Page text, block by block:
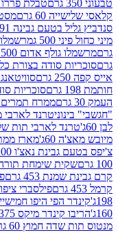
טבלת פררו רושר שוקולד מריר
60 גרם
מסטיק אגוגו בטעם פירות
גבינה 91 גרם
מרשמלו
ג
מרשמלו מיני ורוד פיני
אדום 500 גרם
בצורת כלי עבודה 216 גרם
סוויטאנגו ממתיק 700 גרם
סוכריות סודה בצורת פיצה
ממרח תמרים 450 גרם קליית גת
טרנד לארבי מנגו וקשיו 28ג'
לארבי תות שלם מיובש שוקו
מארז ממתקים
נאצ'ו 100 גרם
ג'מבו
שימחת תורה בינונית
453 גרם
פילסברי ציפוי
פילסברי ציפוי וניל ל.ת.סוכר
היפו חמישייה 105 גרם
מיקס 375ג'
הריבו לשון
חמוץ 60 גרם